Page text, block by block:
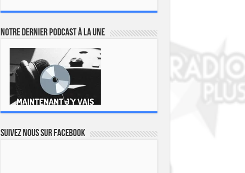
Notre dernier podcast à la une
Suivez nous sur Facebook